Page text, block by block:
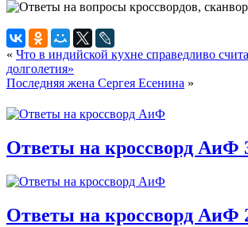
« Что в индийской кухне справедливо
долголетия»
Последняя жена Сергея Есенина »
Ответы на кроссворд АиФ
Ответы на кроссворд АиФ